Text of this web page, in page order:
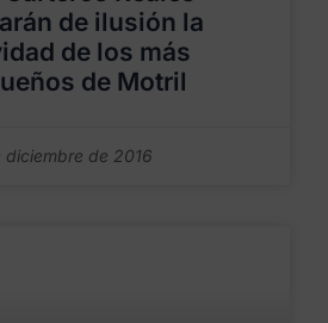
de ilusión la
de los más
de Motril
diciembre de 2016